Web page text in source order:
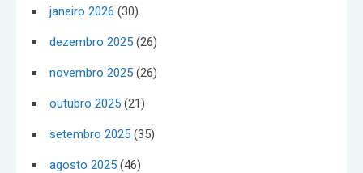
janeiro 2026 (30)
dezembro 2025 (26)
novembro 2025 (26)
outubro 2025 (21)
setembro 2025 (35)
agosto 2025 (46)